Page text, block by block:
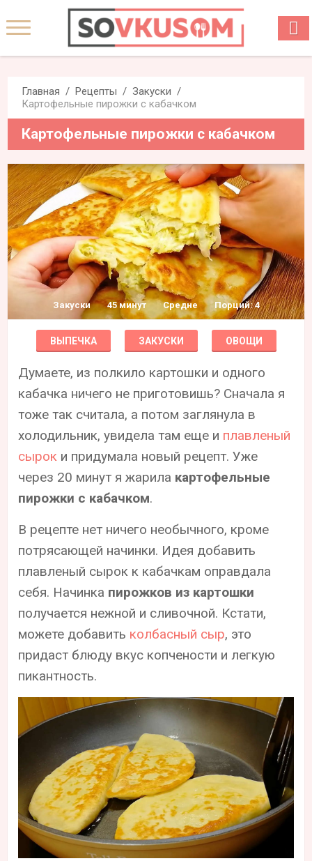
Главная Рецепты
Закуски
Картофельные пирожки с кабачком
Картофельные пирожки с кабачком
Закуски 45 минут Средне Порций: 4
ВЫПЕЧКА ЗАКУСКИ ОВОЩИ
Думаете, из полкило картошки и одного
кабачка ничего не приготовишь? Сначала я
тоже так считала, а потом заглянула в
холодильник, увидела там еще и плавленый
сырок и придумала новый рецепт. Уже
через 20 минут я жарила картофельные
пирожки с кабачком.
В рецепте нет ничего необычного, кроме
потрясающей начинки. Идея добавить
плавленый сырок к кабачкам оправдала
себя. Начинка пирожков из картошки
получается нежной и сливочной. Кстати,
можете добавить колбасный сыр, это
придаст блюду вкус копчености и легкую
пикантность.